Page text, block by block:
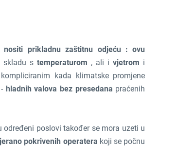
nositi prikladnu zaštitnu odjeću : ovu
skladu stemperaturom , ali ivjetrom i
kada klimatske promjene
hladnih valova bez presedana praćenih
poslovi također se mora uzeti u
pokrivenih operatera koji se počnu